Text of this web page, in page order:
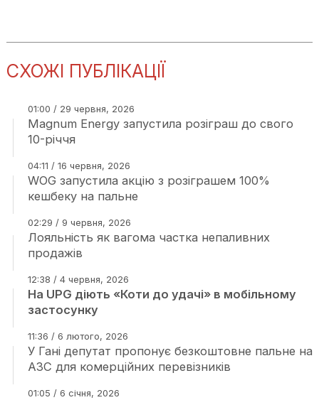
СХОЖІ ПУБЛІКАЦІЇ
01:00 / 29 червня, 2026
Magnum Energy запустила розіграш до свого
10-річчя
04:11 / 16 червня, 2026
WOG запустила акцію з розіграшем 100%
кешбеку на пальне
02:29 / 9 червня, 2026
Лояльність як вагома частка непаливних
продажів
12:38 / 4 червня, 2026
На UPG діють «Коти до удачі» в мобільному
застосунку
11:36 / 6 лютого, 2026
У Гані депутат пропонує безкоштовне пальне на
АЗС для комерційних перевізників
01:05 / 6 січня, 2026